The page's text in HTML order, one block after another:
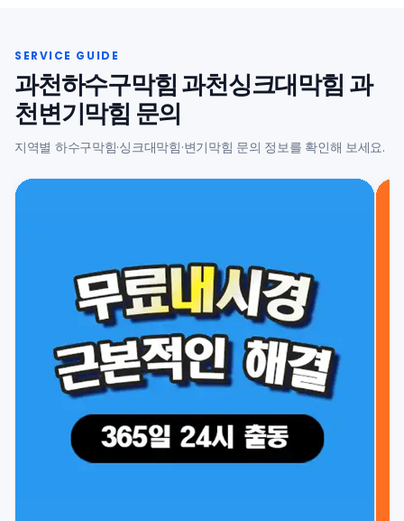
과천하수구막힘 과천싱크대막힘 과
천변기막힘 문의